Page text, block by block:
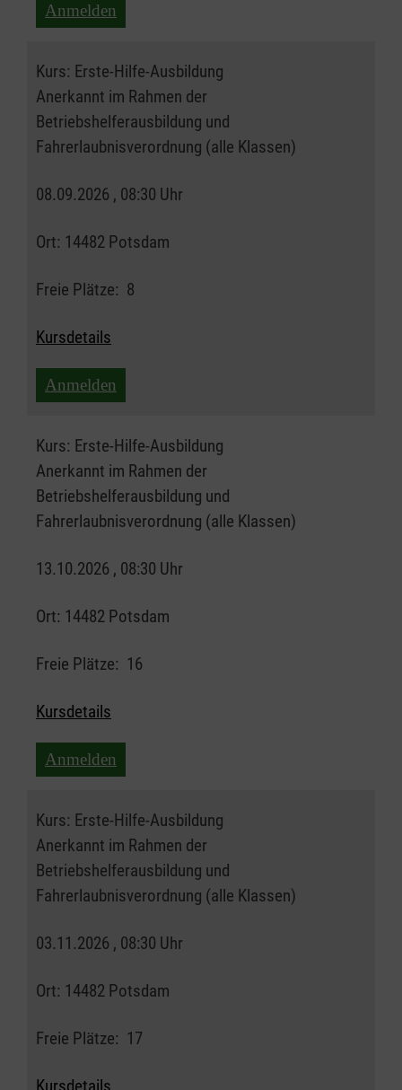
Anmelden
Kurs: Erste-Hilfe-Ausbildung
Anerkannt im Rahmen der
Betriebshelferausbildung und
Fahrerlaubnisverordnung (alle Klassen)
08.09.2026 , 08:30 Uhr
Ort: 14482 Potsdam
Freie Plätze: 8
Kursdetails
Anmelden
Kurs: Erste-Hilfe-Ausbildung
Anerkannt im Rahmen der
Betriebshelferausbildung und
Fahrerlaubnisverordnung (alle Klassen)
13.10.2026 , 08:30 Uhr
Ort: 14482 Potsdam
Freie Plätze: 16
Kursdetails
Anmelden
Kurs: Erste-Hilfe-Ausbildung
Anerkannt im Rahmen der
Betriebshelferausbildung und
Fahrerlaubnisverordnung (alle Klassen)
03.11.2026 , 08:30 Uhr
Ort: 14482 Potsdam
Freie Plätze: 17